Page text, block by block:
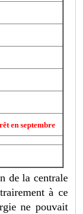
en septembre
de la centrale
à ce
ne pouvait